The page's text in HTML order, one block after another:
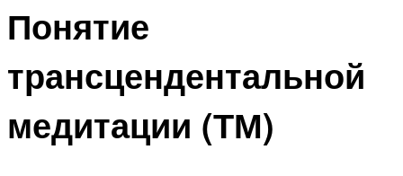
Понятие
трансцендентальной
медитации (ТМ)